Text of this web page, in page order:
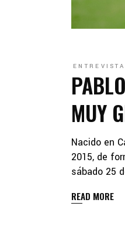
MUY
Nacido en
2015, de
sábado 25
READ MORE